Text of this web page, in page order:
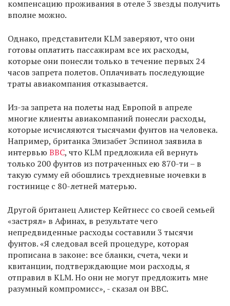
компенсацию проживания в отеле 3 звезды получить
вполне можно.
Однако, представители KLM заверяют, что они
готовы оплатить пассажирам все их расходы,
которые они понесли только в течение первых 24
часов запрета полетов. Оплачивать последующие
траты авиакомпания отказывается.
Из-за запрета на полеты над Европой в апреле
многие клиенты авиакомпаний понесли расходы,
которые исчисляются тысячами фунтов на человека.
Например, британка Элизабет Эспинол заявила в
интервью ВВС, что KLM предложила ей вернуть
только 200 фунтов из потраченных ею 870-ти – в
такую сумму ей обошлись трехдневные ночевки в
гостинице с 80-летней матерью.
Другой британец Алистер Кейтнесс со своей семьей
«застрял» в Афинах, в результате чего
непредвиденные расходы составили 3 тысячи
фунтов. «Я следовал всей процедуре, которая
прописана в законе: все бланки, счета, чеки и
квитанции, подтверждающие мои расходы, я
отправил в KLM. Но они не могут предложить мне
разумный компромисс», - сказал он ВВС.